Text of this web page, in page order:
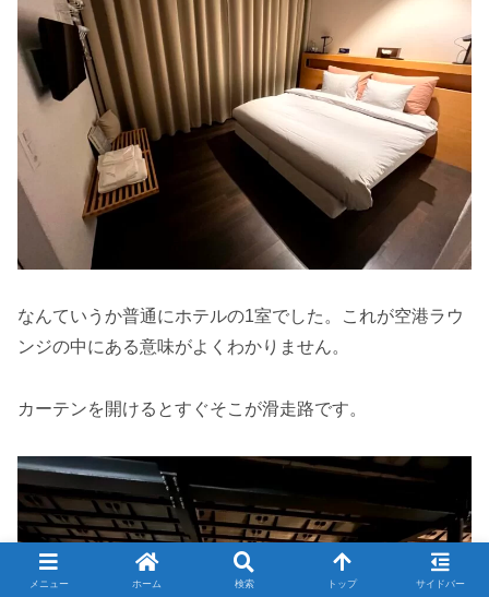
なんていうか普通にホテルの1室でした。これが空港ラウ
ンジの中にある意味がよくわかりません。
カーテンを開けるとすぐそこが滑走路です。
メニュー ホーム 検索 トップ サイドバー